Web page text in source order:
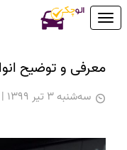
Toggle
معرفی و توضیح
سه‌شنبه 3 تیر 1399 | 09:56